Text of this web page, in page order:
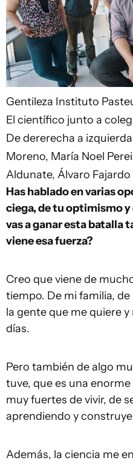
Gentileza Instituto
El científico junto a
De dererecha a
Moreno, María Noel
Aldunate, Álvaro
Has hablado en varias
ciega, de tu optimismo
vas a ganar esta batalla
viene esa fuerza?
Creo que viene de
tiempo. De mi familia,
la gente que me quiere
días.
Pero también de algo
tuve, que es una
muy fuertes de vivir, de
aprendiendo y
Además, la ciencia me